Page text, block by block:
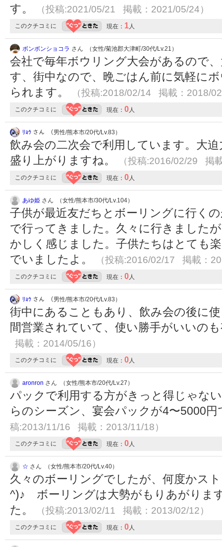
す。
（投稿:2021/05/21 掲載：2021/05/24）
このクチコミに 現在： 1 人
ボンボンショコラ さん （女性/菊池郡大津町/30代/Lv.21）
会社で毎年ボウリング大会があるので
す、街中なので、晩ごはん前に気軽に
られます。
（投稿:2018/02/14 掲載：2018/
このクチコミに 現在： 0 人
ﾘｮｳ さん （男性/熊本市/20代/Lv.83）
飲み会の二次会で利用しています。大
盛り上がりますね。
（投稿:2016/02/29 掲
このクチコミに 現在： 0 人
あゆ姫 さん （女性/熊本市/30代/Lv.104）
子供が最近友だちとボーリングに行く
で行ってきました。久々に行きました
かしく感じました。子供たちはとても
でいましたよ。
（投稿:2016/02/17 掲載：
このクチコミに 現在： 0 人
ﾘｮｳ さん （男性/熊本市/20代/Lv.83）
街中にあることもあり、飲み会の後に
間営業されていて、使い勝手がいいの
掲載：2014/05/16）
このクチコミに 現在： 0 人
aronron さん （女性/熊本市/20代/Lv.27）
パックで利用する方がきっと得じゃな
らのシーズン、宴会パックが4〜5000
稿:2013/11/16 掲載：2013/11/18）
このクチコミに 現在： 0 人
☆ さん （女性/熊本市/20代/Lv.40）
久々のボーリングでしたが、何度かス
^)♪ ボーリングは大勢がもりあがりま
た。
（投稿:2013/02/11 掲載：2013/02/12）
このクチコミに 現在： 0 人